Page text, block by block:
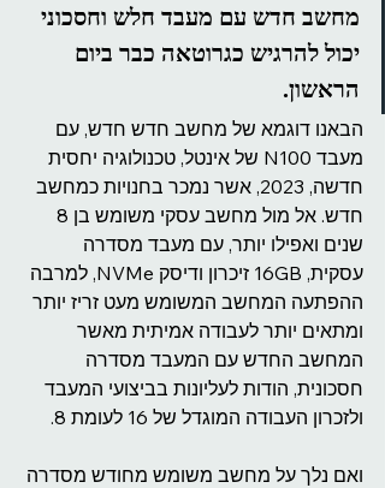
מחשב חדש עם מעבד חלש וחסכוני
יכול להרגיש כגרוטאה כבר ביום
הראשון.
הבאנו דוגמא של מחשב חדש חדש, עם
מעבד N100 של אינטל, טכנולוגיה יחסית
חדשה, 2023, אשר נמכר בחנויות כמחשב
שנים ואפילו יותר, עם מעבד מסדרה
עסקית, 16GB זיכרון ודיסק NVMe, למרבה
ההפתעה המחשב המשומש מעט זריז יותר
ומתאים יותר לעבודה אמיתית מאשר
המחשב החדש עם המעבד מסדרה
חסכונית, הודות לעליונות בביצועי המעבד
ולזכרון העבודה המוגדל של 16 לעומת 8.
ואם נלך על מחשב משומש מחודש מסדרה